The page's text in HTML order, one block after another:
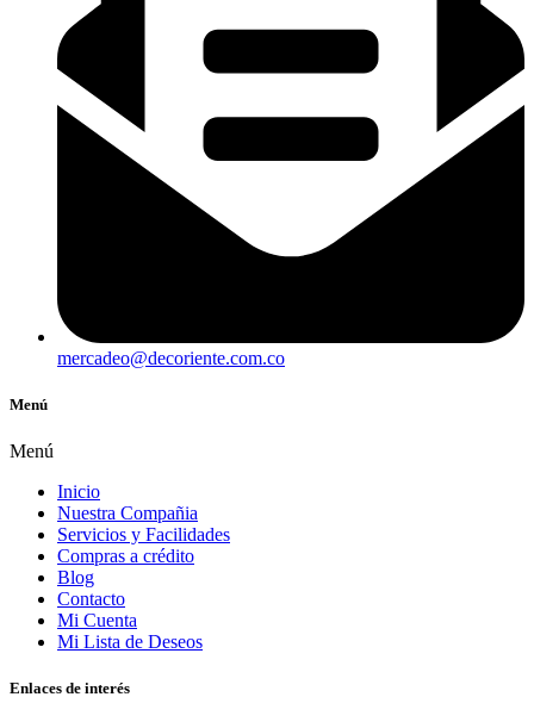
mercadeo@decoriente.com.co
Menú
Menú
Inicio
Nuestra Compañia
Servicios y Facilidades
Compras a crédito
Blog
Contacto
Mi Cuenta
Mi Lista de Deseos
Enlaces de interés